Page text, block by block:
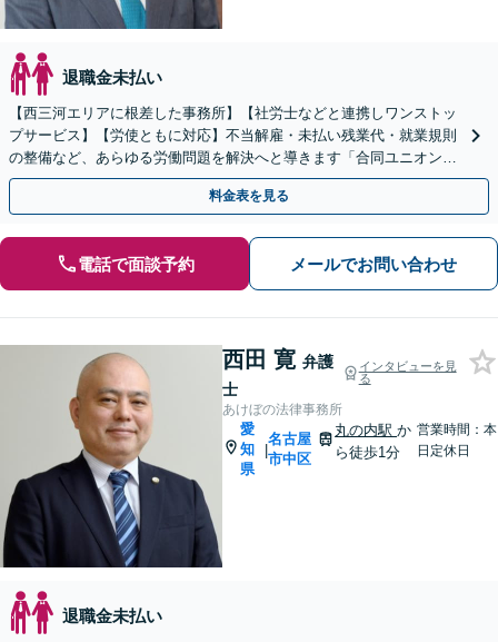
退職金未払い
【西三河エリアに根差した事務所】【社労士などと連携しワンストッ
プサービス】【労使ともに対応】不当解雇・未払い残業代・就業規則
の整備など、あらゆる労働問題を解決へと導きます「合同ユニオン」
との交渉を代理した経験あり【休日・夜間相談あり】
料金表を見る
電話で面談予約 メールでお問い合わせ
西田 寛 弁護
士
インタビューを見
る
あけぼの法律事務所
愛
知
県
|
名古屋
市中区
丸の内駅か
ら徒歩1分
営業時間：本
日定休日
退職金未払い